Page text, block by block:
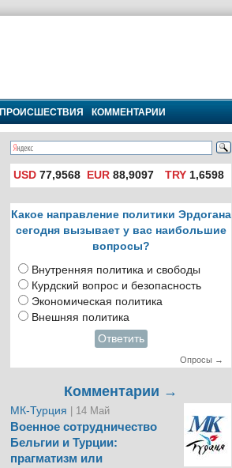
ПРОИСШЕСТВИЯ КОММЕНТАРИИ
USD 77,9568 EUR 88,9097 TRY1,6598
Какое направление политики Эрдогана
сегодня вызывает у вас наибольшие
вопросы?
Внутренняя политика и свободы
Курдский вопрос и безопасность
Экономическая политика
Внешняя политика
Ответить
Опросы →
Комментарии →
МК-Турция | 14 Май
Военное сотрудничество
Бельгии и Турции:
прагматизм или